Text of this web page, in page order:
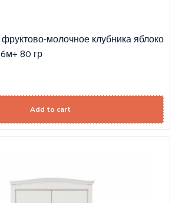
молочное клубника яблоко
80 гр
Add to cart